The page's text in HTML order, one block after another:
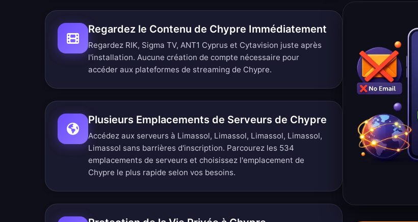
Regardez le Contenu de Chypre Immédiatement
Regardez RIK, Sigma TV, ANT1 Cyprus et Cytavision juste après
l'installation. Aucune création de compte nécessaire pour
accéder aux plateformes de streaming de Chypre.
Plusieurs Emplacements de Serveurs de Chypre
Accédez aux serveurs à Limassol, Limassol, Limassol, Limassol,
Limassol sans barrières d'inscription. Parcourez les 534
emplacements de serveurs et choisissez l'emplacement de
Chypre le plus rapide selon vos besoins.